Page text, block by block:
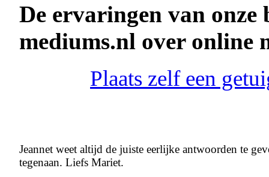
De ervaringen van onze
mediums.nl over online
Plaats zelf een
Jeannet weet altijd de juiste eerlijke antwoorden te
tegenaan. Liefs Mariet.